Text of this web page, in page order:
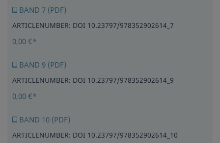
BAND 7 (PDF)
ARTICLENUMBER: DOI 10.23797/978352902614_7
0,00 €*
BAND 9 (PDF)
ARTICLENUMBER: DOI 10.23797/978352902614_9
0,00 €*
BAND 10 (PDF)
ARTICLENUMBER: DOI 10.23797/978352902614_10